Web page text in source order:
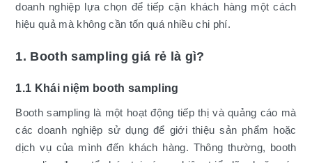
doanh nghiệp lựa chọn để tiếp cận khách hàng một cách
hiệu quả mà không cần tốn quá nhiều chi phí.
1. Booth sampling giá rẻ là gì?
1.1 Khái niệm booth sampling
Booth sampling là một hoạt động tiếp thị và quảng cáo mà
các doanh nghiệp sử dụng để giới thiệu sản phẩm hoặc
dịch vụ của mình đến khách hàng. Thông thường, booth